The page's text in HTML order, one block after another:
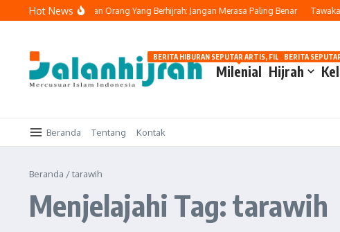
Lewati ke konten
Hot News
Buya Yahya Ingatkan Orang Yang Berhijrah: Jangan Merasa Paling Benar
Milenial
BERITA HIBURAN SEPUTAR ARTIS, FILM, DAN GOSIP
Hijrah
BERITA
Beranda Tentang Kontak
Beranda /tarawih
Menjelajahi Tag: tarawih